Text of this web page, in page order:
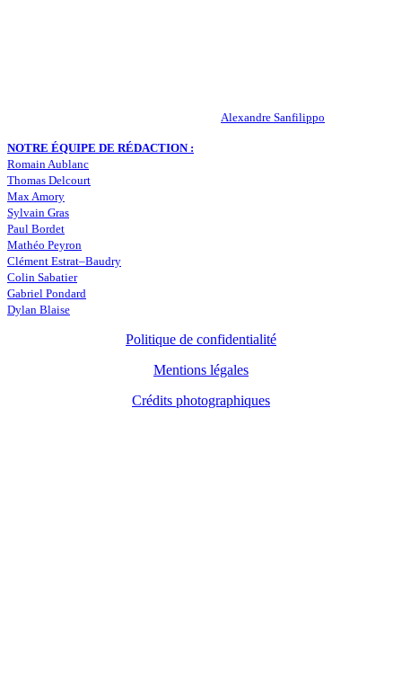
Alexandre Sanfilippo
NOTRE ÉQUIPE DE RÉDACTION :
Romain Aublanc
Thomas Delcourt
Max Amory
Sylvain Gras
Paul Bordet
Mathéo Peyron
Clément Estrat–Baudry
Colin Sabatier
Gabriel Pondard
Dylan Blaise
Politique de confidentialité
Mentions légales
Crédits photographiques